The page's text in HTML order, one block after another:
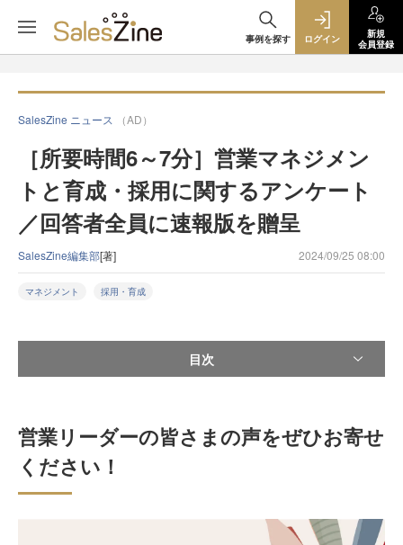
事例を探す ログイン
新規
会員登録
SalesZine ニュース （AD）
［所要時間6～7分］営業マネジメン
トと育成・採用に関するアンケート
／回答者全員に速報版を贈呈
SalesZine編集部[著] 2024/09/25 08:00
マネジメント 採用・育成
目次
営業リーダーの皆さまの声をぜひお寄せ
ください！